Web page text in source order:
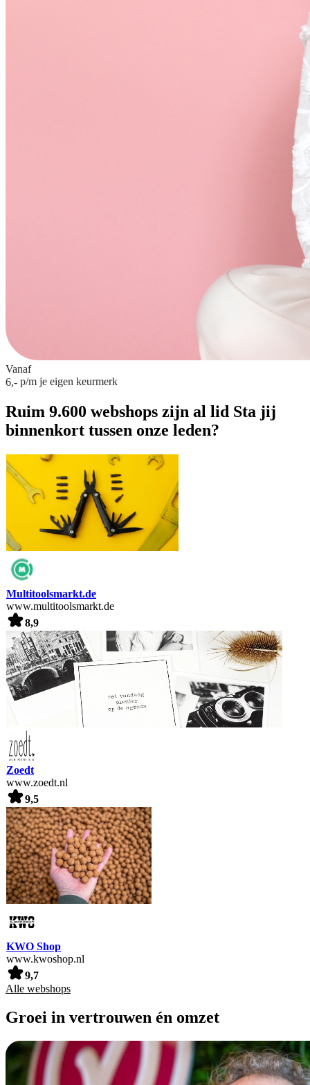
Vanaf
6,- p/m je eigen keurmerk
Ruim 9.600 webshops zijn al lid Sta jij
binnenkort tussen onze leden?
Multitoolsmarkt.de
www.multitoolsmarkt.de
8,9
Zoedt
www.zoedt.nl
9,5
KWO Shop
www.kwoshop.nl
9,7
Alle webshops
Groei in vertrouwen én omzet